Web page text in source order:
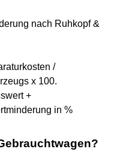
nach Ruhkopf &
/
x 100.
+
in %